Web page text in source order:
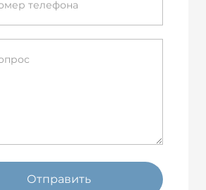
Отправить